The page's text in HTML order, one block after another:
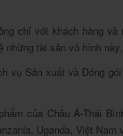
chỉ với khách hàng
tài sản vô hình
vụ Sản xuất và Đóng
của Châu Á-Thái
Uganda, Việt Nam